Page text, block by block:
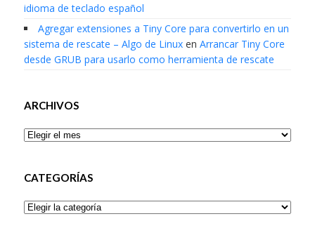
idioma de teclado español
Agregar extensiones a Tiny Core para convertirlo en un
sistema de rescate – Algo de Linuxen Arrancar Tiny Core
desde GRUB para usarlo como herramienta de rescate
ARCHIVOS
Archivos
CATEGORÍAS
Categorías